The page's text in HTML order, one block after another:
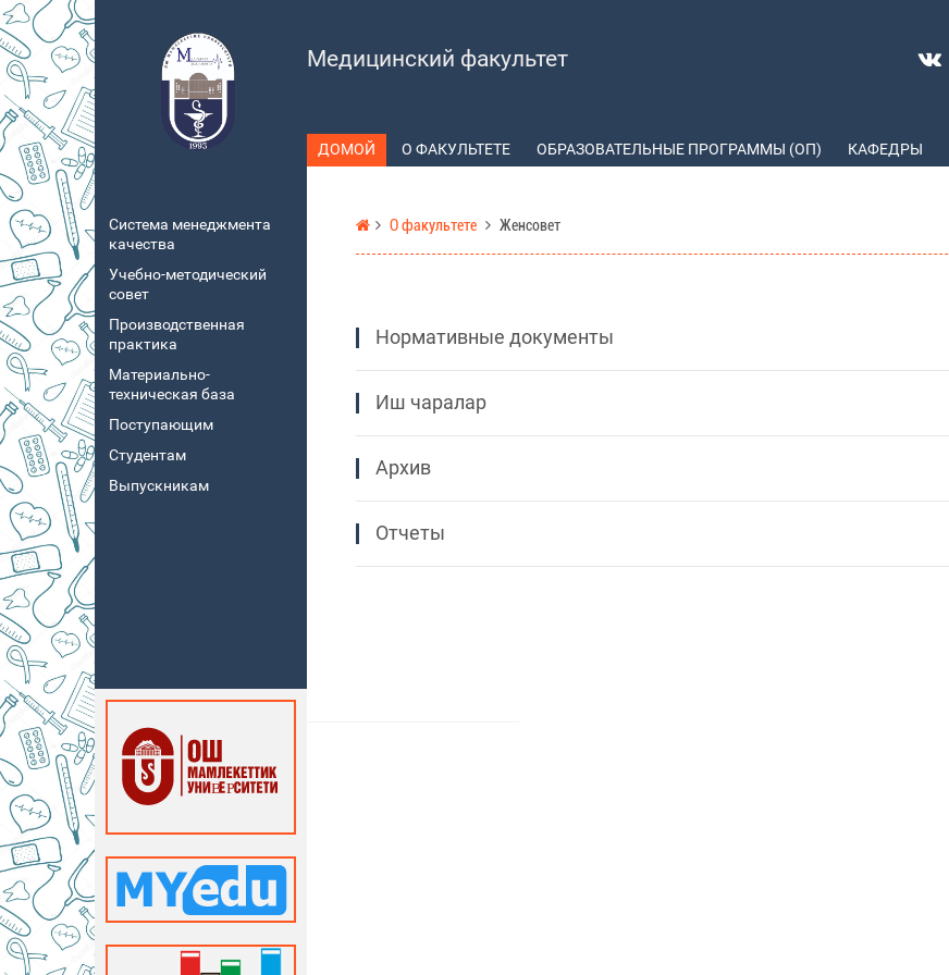
Медицинский факультет
ДОМОЙ О ФАКУЛЬТЕТЕ ОБРАЗОВАТЕЛЬНЫЕ ПРОГРАММЫ (ОП) КАФЕДРЫ
Система менеджмента
качества
Учебно-методический
совет
Производственная
практика
Материально-
техническая база
Поступающим
Студентам
Выпускникам
О факультете Женсовет
Нормативные документы
Иш чаралар
Архив
Отчеты